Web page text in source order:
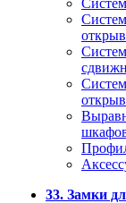
33. Замки